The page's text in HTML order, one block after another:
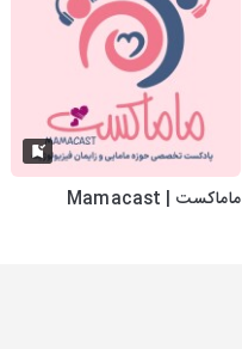
ماماکست | Mamacast